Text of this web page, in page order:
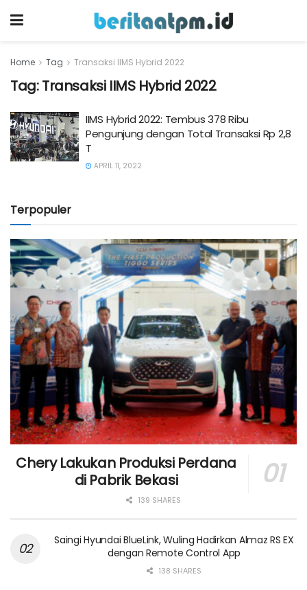
Home Tag Transaksi IIMS Hybrid 2022
Tag:Transaksi IIMS Hybrid 2022
IIMS Hybrid 2022: Tembus 378 Ribu
Pengunjung dengan Total Transaksi Rp 2,8
T
APRIL 11, 2022
Terpopuler
Chery Lakukan Produksi Perdana
di Pabrik Bekasi
139 SHARES
Saingi Hyundai BlueLink, Wuling Hadirkan Almaz RS EX
dengan Remote Control App
138 SHARES